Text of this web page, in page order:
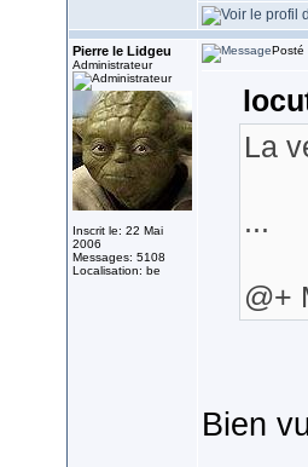
Pierre le Lidgeu
Administrateur
Inscrit le: 22 Mai
2006
Messages: 5108
Localisation: be
Posté
La
...
@+
Bien